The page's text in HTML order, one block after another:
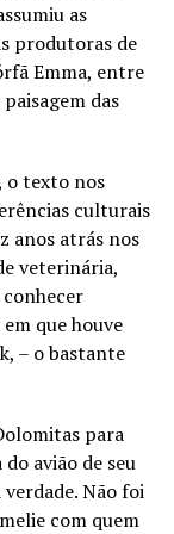
as
produtoras de
Emma, entre
das
o texto nos
culturais
anos atrás nos
veterinária,
que houve
– o bastante
para
avião de seu
Não foi
com quem